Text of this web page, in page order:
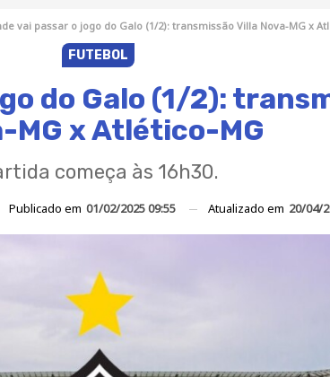
vai passar o jogo do Galo (1/2): transmissão Villa Nova-MG x
FUTEBOL
do Galo (1/2):
MG x Atlético-MG
começa às 16h30.
Publicado em 01/02/2025 09:55 Atualizado em 20/04/